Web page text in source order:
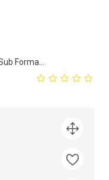
Forma...